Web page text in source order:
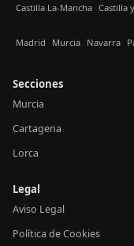
Castilla La-Mancha Castilla
Madrid Murcia Navarra
Secciones
Murcia
Cartagena
Lorca
Legal
Aviso Legal
Política de Cookies